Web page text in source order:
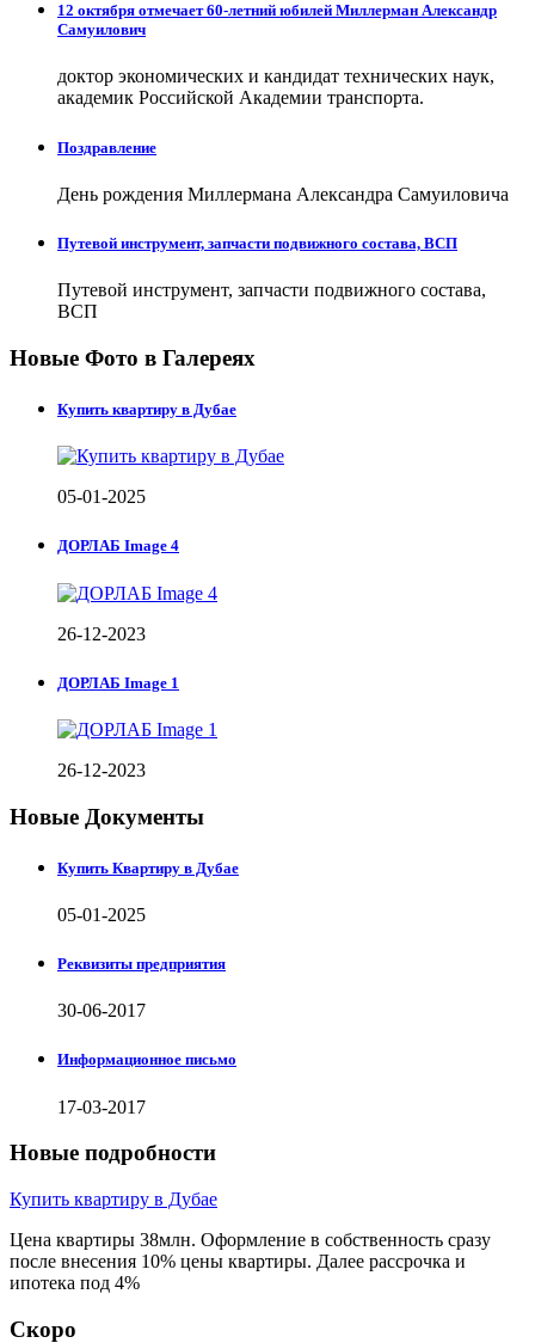
12 октября отмечает 60-летний юбилей Миллерман Александр
Самуилович
доктор экономических и кандидат технических наук,
академик Российской Академии транспорта.
Поздравление
День рождения Миллермана Александра Самуиловича
Путевой инструмент, запчасти подвижного состава, ВСП
Путевой инструмент, запчасти подвижного состава,
ВСП
Новые Фото в Галереях
Купить квартиру в Дубае
05-01-2025
ДОРЛАБ Image 4
26-12-2023
ДОРЛАБ Image 1
26-12-2023
Новые Документы
Купить Квартиру в Дубае
05-01-2025
Реквизиты предприятия
30-06-2017
Информационное письмо
17-03-2017
Новые подробности
Купить квартиру в Дубае
Цена квартиры 38млн. Оформление в собственность сразу
после внесения 10% цены квартиры. Далее рассрочка и
ипотека под 4%
Скоро